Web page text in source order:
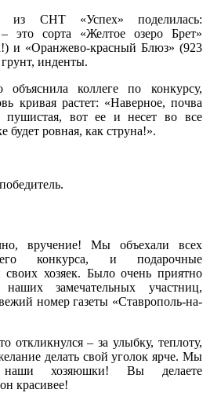
из СНТ «Успех» поделилась:
это сорта «Желтое озеро Брет»
и «Оранжево-красный Блюз» (923
инденты.
коллеге по конкурсу,
кривая растет: «Наверное, почва
пушистая, вот ее и несет во все
будет ровная, как струна!».
вручение! Мы объехали всех
конкурса, и подарочные
хозяек. Было очень приятно
замечательных участниц,
номер газеты «Ставрополь-на-
откликнулся – за улыбку, теплоту,
делать свой уголок ярче. Мы
хозяюшки! Вы делаете
красивее!